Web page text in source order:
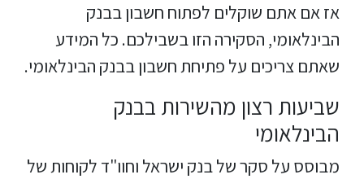
אז אם אתם שוקלים לפתוח חשבון בבנק
הבינלאומי, הסקירה הזו בשבילכם. כל המידע
שאתם צריכים על פתיחת חשבון בבנק הבינלאומי.
שביעות רצון מהשירות בבנק
הבינלאומי
מבוסס על סקר של בנק ישראל וחוו"ד לקוחות של